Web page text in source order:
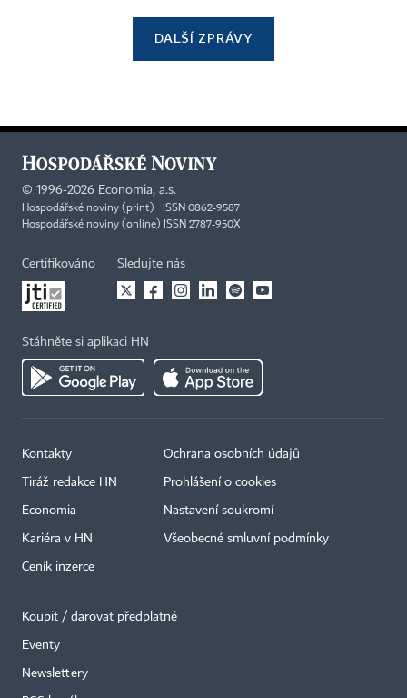
DALŠÍ ZPRÁVY
© 1996-2026 Economia, a.s.
Hospodářské noviny (print) ISSN 0862-9587
Hospodářské noviny (online) ISSN 2787-950X
Certifikováno Sledujte nás
Stáhněte si aplikaci HN
Kontakty
Tiráž redakce HN
Economia
Kariéra v HN
Ceník inzerce
Ochrana osobních údajů
Prohlášení o cookies
Nastavení soukromí
Všeobecné smluvní podmínky
Koupit / darovat předplatné
Eventy
Newslettery